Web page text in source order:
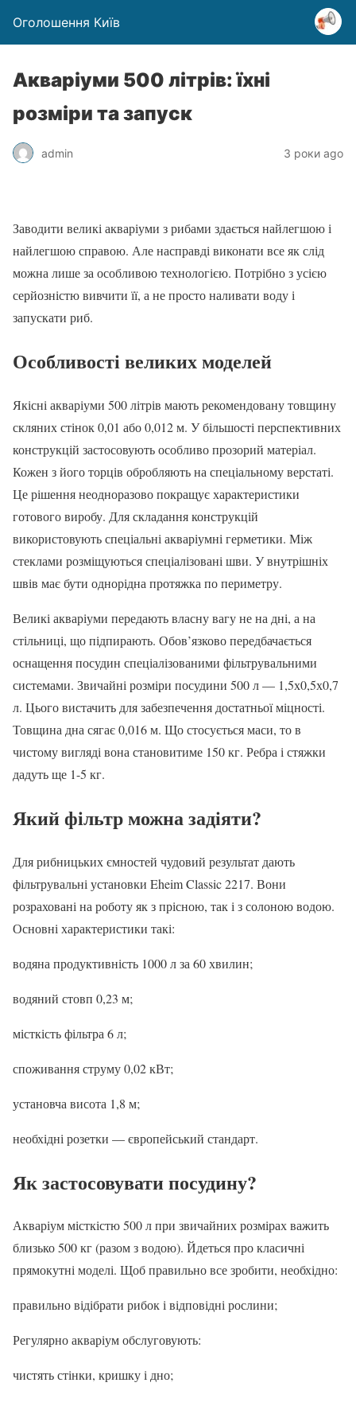
Оголошення Київ
Акваріуми 500 літрів: їхні
розміри та запуск
admin 3 роки ago
Заводити великі акваріуми з рибами здається найлегшою і
найлегшою справою. Але насправді виконати все як слід
можна лише за особливою технологією. Потрібно з усією
серйозністю вивчити її, а не просто наливати воду і
запускати риб.
Особливості великих моделей
Якісні акваріуми 500 літрів мають рекомендовану товщину
скляних стінок 0,01 або 0,012 м. У більшості перспективних
конструкцій застосовують особливо прозорий матеріал.
Кожен з його торців обробляють на спеціальному верстаті.
Це рішення неодноразово покращує характеристики
готового виробу. Для складання конструкцій
використовують спеціальні акваріумні герметики. Між
стеклами розміщуються спеціалізовані шви. У внутрішніх
швів має бути однорідна протяжка по периметру.
Великі акваріуми передають власну вагу не на дні, а на
стільниці, що підпирають. Обов’язково передбачається
оснащення посудин спеціалізованими фільтрувальними
системами. Звичайні розміри посудини 500 л — 1,5х0,5х0,7
л. Цього вистачить для забезпечення достатньої міцності.
Товщина дна сягає 0,016 м. Що стосується маси, то в
чистому вигляді вона становитиме 150 кг. Ребра і стяжки
дадуть ще 1-5 кг.
Який фільтр можна задіяти?
Для рибницьких ємностей чудовий результат дають
фільтрувальні установки Eheim Classic 2217. Вони
розраховані на роботу як з прісною, так і з солоною водою.
Основні характеристики такі:
водяна продуктивність 1000 л за 60 хвилин;
водяний стовп 0,23 м;
місткість фільтра 6 л;
споживання струму 0,02 кВт;
установча висота 1,8 м;
необхідні розетки — європейський стандарт.
Як застосовувати посудину?
Акваріум місткістю 500 л при звичайних розмірах важить
близько 500 кг (разом з водою). Йдеться про класичні
прямокутні моделі. Щоб правильно все зробити, необхідно:
правильно відібрати рибок і відповідні рослини;
Регулярно акваріум обслуговують:
чистять стінки, кришку і дно;